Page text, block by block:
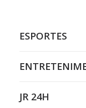
ESPORTES
JR 24H